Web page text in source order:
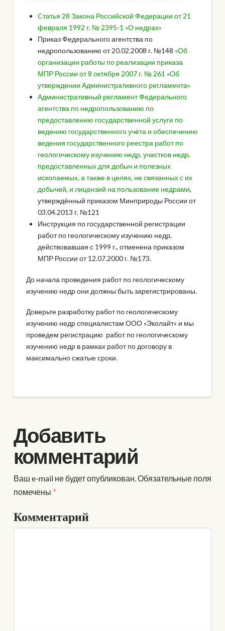
Cтатья 28 Закона Российской Федерации от 21
февраля 1992 г. № 2395-1 «О недрах»
Приказ Федерального агентства по
недропользованию от 20.02.2008 г. №148 «Об
организации работы по реализации приказа
МПР России от 8 октября 2007 г. № 261 «Об
утверждении Административного регламента»
Административный регламент Федерального
агентства по недропользованию по
предоставлению государственной услуги по
ведению государственного учёта и обеспечению
ведения государственного реестра работ по
геологическому изучению недр, участков недр,
предоставленных для добыч и полезных
ископаемых, а также в целях, не связанных с их
добычей, и лицензий на пользование недрами,
утверждённый приказом Минприроды России от
03.04.2013 г. №121
Инструкция по государственной регистрации
работ по геологическому изучению недр,
действовавшая с 1999 г., отменена приказом
МПР России от 12.07.2000 г. №173.
До начала проведения работ по геологическому
изучению недр они должны быть зарегистрированы.
Доверьте разработку работ по геологическому
изучению недр специалистам ООО «Эколайт» и мы
проведем регистрацию работ по геологическому
изучению недр в рамках работ по договору в
максимально сжатые сроки.
Добавить
комментарий
Ваш e-mail не будет опубликован.Обязательные поля
помечены *
Комментарий